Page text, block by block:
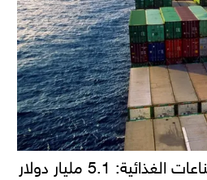
قفزة في صادرات الصناعات الغذائية: 5.1 مليار دولار